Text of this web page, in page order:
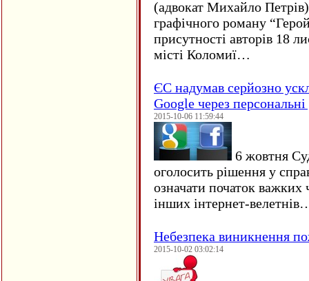
(адвокат Михайло
графічного роману
присутності авторів 18
місті Коломиї…
ЄC надумав серйозно
Google через персональні
2015-10-06 11:59:44
6 жовтня
оголосить рішення у
означати початок важких
інших інтернет-
Небезпека виникнення
2015-10-02 03:02:14